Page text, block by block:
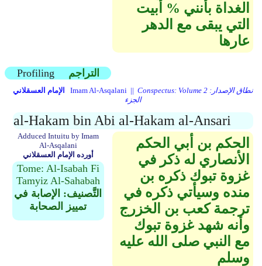
الغداة بأنني % أبيت
التي يبقى مع الدهر
عارها
Profiling التراجم
الإمام العسقلاني Imam Al-Asqalani || Conspectus: Volume 2 نطاق الإصدار:
الجزء
al-Hakam bin Abi al-Hakam al-Ansari
الحكم بن أبي الحكم
الأنصاري له ذكر في
غزوة تبوك ذكره بن
منده وسيأتي ذكره في
ترجمة كعب بن الخزرج
وأنه شهد غزوة تبوك
مع النبي صلى الله عليه
وسلم
Adduced Intuitu by Imam
Al-Asqalani
أورده الإمام العسقلاني
Tome: Al-Isabah Fi
Tamyiz Al-Sahabah
التَّصنيف: الإصابة في
تمييز الصحابة